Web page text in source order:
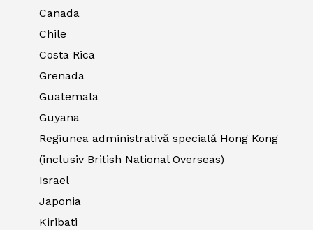
Canada
Chile
Costa Rica
Grenada
Guatemala
Guyana
Regiunea administrativă specială Hong Kong
(inclusiv British National Overseas)
Israel
Japonia
Kiribati